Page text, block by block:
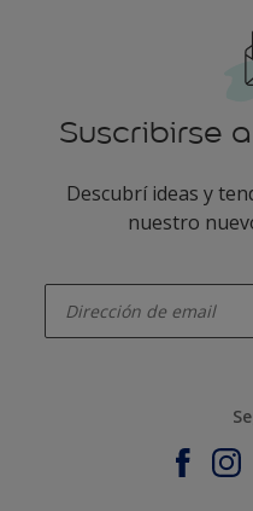
Suscribirse
Descubrí ideas y
nuestro